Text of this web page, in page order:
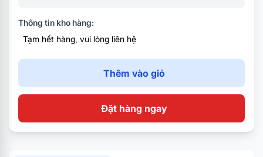
Thông tin kho hàng:
Tạm hết hàng, vui lòng liên hệ
Thêm vào giỏ
Đặt hàng ngay